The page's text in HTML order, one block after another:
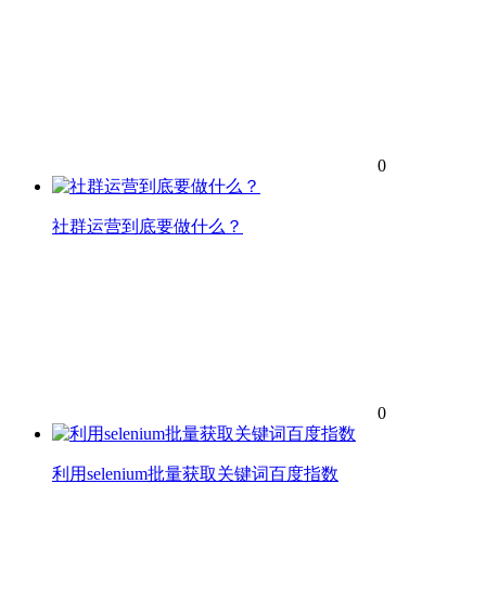
0
社群运营到底要做什么？
0
利用selenium批量获取关键词百度指数